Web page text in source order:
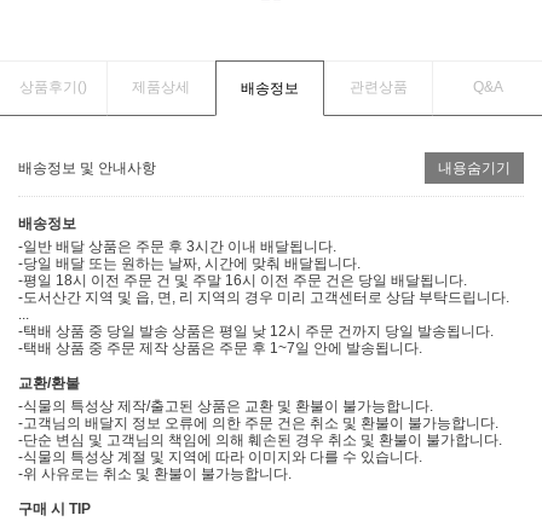
상품후기() 제품상세 배송정보 관련상품 Q&A
배송정보 및 안내사항 내용숨기기
배송정보
-일반 배달 상품은 주문 후 3시간 이내 배달됩니다.
-당일 배달 또는 원하는 날짜, 시간에 맞춰 배달됩니다.
-평일 18시 이전 주문 건 및 주말 16시 이전 주문 건은 당일 배달됩니다.
-도서산간 지역 및 읍, 면, 리 지역의 경우 미리 고객센터로 상담 부탁드립니다.
-택배 상품 중 당일 발송 상품은 평일 낮 12시 주문 건까지 당일 발송됩니다.
-택배 상품 중 주문 제작 상품은 주문 후 1~7일 안에 발송됩니다.
교환/환불
-식물의 특성상 제작/출고된 상품은 교환 및 환불이 불가능합니다.
-고객님의 배달지 정보 오류에 의한 주문 건은 취소 및 환불이 불가능합니다.
-단순 변심 및 고객님의 책임에 의해 훼손된 경우 취소 및 환불이 불가합니다.
-식물의 특성상 계절 및 지역에 따라 이미지와 다를 수 있습니다.
-위 사유로는 취소 및 환불이 불가능합니다.
구매 시 TIP